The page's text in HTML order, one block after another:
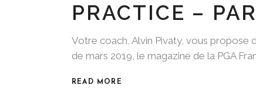
PRACTICE –
Votre coach, Alvin Pivaty, vous
de mars 2019, le magazine de la PGA
READ MORE